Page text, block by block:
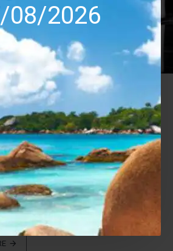
08/2026
10 premiato da HiFi+
2021
phono della casa produttrice Gold-
con l'Innovation Awards
Gold Note è un'azienda di
il marchio fa di tutto, dalle
a livelli di prezzo accessibili e
casi porta un profondo senso di